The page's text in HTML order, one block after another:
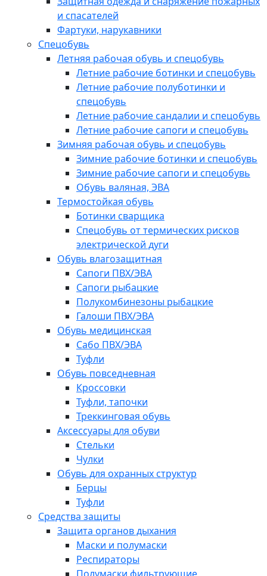
и спасателей
Фартуки, нарукавники
Спецобувь
Летняя рабочая обувь и спецобувь
Летние рабочие ботинки и спецобувь
Летние рабочие полуботинки и
спецобувь
Летние рабочие сандалии и спецобувь
Летние рабочие сапоги и спецобувь
Зимняя рабочая обувь и спецобувь
Зимние рабочие ботинки и спецобувь
Зимние рабочие сапоги и спецобувь
Обувь валяная, ЭВА
Термостойкая обувь
Ботинки сварщика
Спецобувь от термических рисков
электрической дуги
Обувь влагозащитная
Сапоги ПВХ/ЭВА
Сапоги рыбацкие
Полукомбинезоны рыбацкие
Галоши ПВХ/ЭВА
Обувь медицинская
Сабо ПВХ/ЭВА
Туфли
Обувь повседневная
Кроссовки
Туфли, тапочки
Треккинговая обувь
Аксессуары для обуви
Стельки
Чулки
Обувь для охранных структур
Берцы
Туфли
Средства защиты
Защита органов дыхания
Маски и полумаски
Респираторы